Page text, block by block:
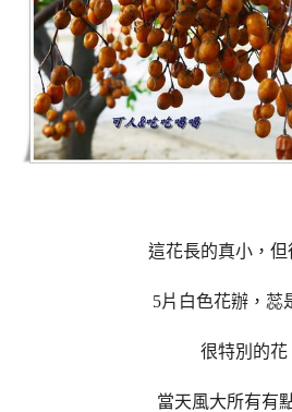
這花長的真小，但
5片白色花辦，蕊
很特別的花
當天風大所有有